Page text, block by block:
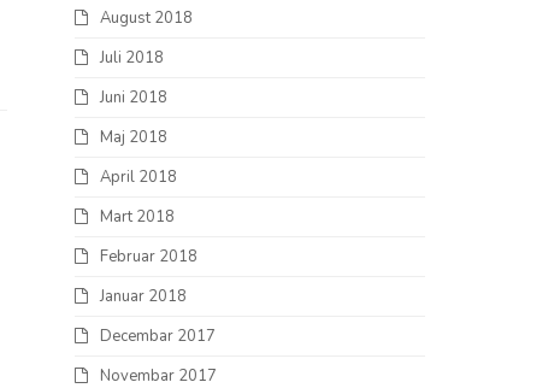
August 2018
Juli 2018
Juni 2018
Maj 2018
April 2018
Mart 2018
Februar 2018
Januar 2018
Decembar 2017
Novembar 2017